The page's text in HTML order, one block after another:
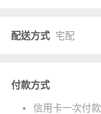
配送方式 宅配
付款方式
信用卡一次付款